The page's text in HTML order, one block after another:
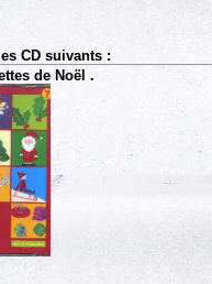
CD suivants :
de Noël .